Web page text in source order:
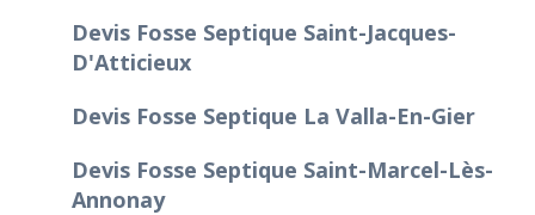
Devis Fosse Septique Saint-Jacques-
D'Atticieux
Devis Fosse Septique La Valla-En-Gier
Devis Fosse Septique Saint-Marcel-Lès-
Annonay